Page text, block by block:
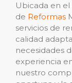
Ubicada en
de Reformas
servicios de
calidad
necesidades
experiencia
nuestro